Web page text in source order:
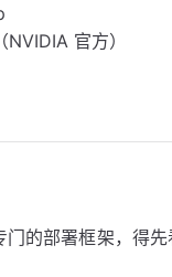
官方）
的部署框架，得